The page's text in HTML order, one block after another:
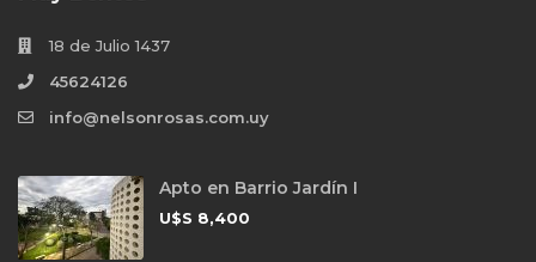
18 de Julio 1437
45624126
info@nelsonrosas.com.uy
Apto en Barrio Jardín I
U$S 8,400